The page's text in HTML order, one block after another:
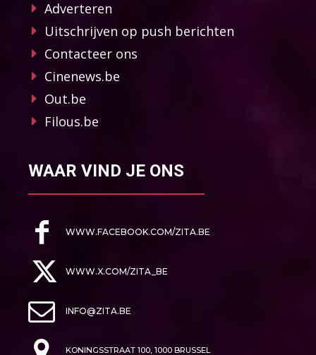
Adverteren
Uitschrijven op push berichten
Contacteer ons
Cinenews.be
Out.be
Filous.be
WAAR VIND JE ONS
WWW.FACEBOOK.COM/ZITA.BE
WWW.X.COM/ZITA_BE
INFO@ZITA.BE
KONINGSSTRAAT 100, 1000 BRUSSEL